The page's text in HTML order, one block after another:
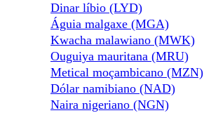
Dinar líbio (LYD)
Águia malgaxe (MGA)
Kwacha malawiano (MWK)
Ouguiya mauritana (MRU)
Metical moçambicano (MZN)
Dólar namibiano (NAD)
Naira nigeriano (NGN)